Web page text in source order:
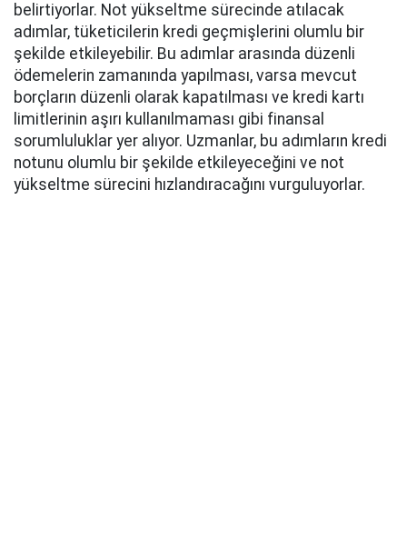
belirtiyorlar. Not yükseltme sürecinde atılacak
adımlar, tüketicilerin kredi geçmişlerini olumlu bir
şekilde etkileyebilir. Bu adımlar arasında düzenli
ödemelerin zamanında yapılması, varsa mevcut
borçların düzenli olarak kapatılması ve kredi kartı
limitlerinin aşırı kullanılmaması gibi finansal
sorumluluklar yer alıyor. Uzmanlar, bu adımların kredi
notunu olumlu bir şekilde etkileyeceğini ve not
yükseltme sürecini hızlandıracağını vurguluyorlar.